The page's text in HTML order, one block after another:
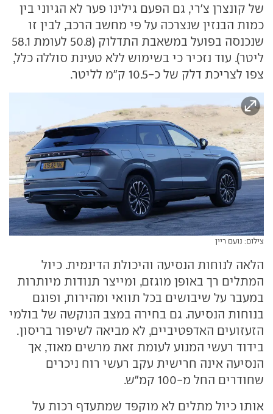
של קונצרן צ'רי, גם הפעם גילינו פער לא הגיוני בין
כמות הבנזין שנצרכה על פי מחשב הרכב, לבין זו
שנכנסה בפועל במשאבת התדלוק (50.8 לעומת 58.1
ליטר). עוד נזכיר כי בשימוש ללא טעינת סוללה כלל,
צפו לצריכת דלק של כ-10.5 ק"מ לליטר.
צילום: נועם ריין
הלאה לנוחות הנסיעה והיכולת הדינמית. כיול
המתלים רך באופן מוגזם, ומייצר תנודות מיותרות
במעבר על שיבושים בכל תוואי ומהירות, ופוגם
בנוחות הנסיעה. גם בחירה במצב הנוקשה של בולמי
הזעזועים האדפטיביים, לא מביאה לשיפור בריסון.
בידוד רעשי המנוע לעומת זאת מרשים מאוד, אך
הנסיעה אינה חרישית עקב רעשי רוח ניכרים
שחודרים החל מ-100 קמ"ש.
אותו כיול מתלים לא מוקפד שמתעדף רכות על